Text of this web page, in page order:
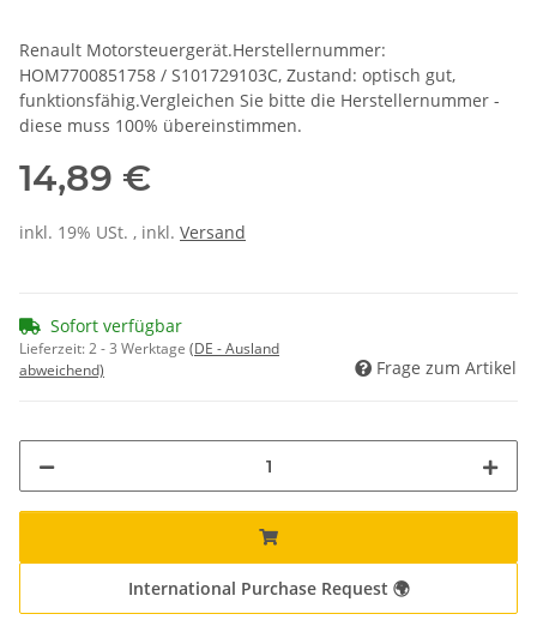
Renault Motorsteuergerät.Herstellernummer:
HOM7700851758 / S101729103C, Zustand: optisch gut,
funktionsfähig.Vergleichen Sie bitte die Herstellernummer -
diese muss 100% übereinstimmen.
14,89 €
inkl. 19% USt. , inkl. Versand
Sofort verfügbar
Lieferzeit:2 - 3 Werktage (DE - Ausland
abweichend)
Frage zum Artikel
International Purchase Request 🌍